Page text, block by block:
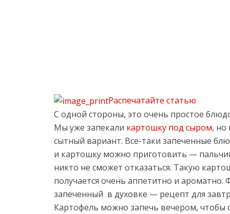
Распечатайте статью
С одной стороны, это очень простое
Мы уже запекали картошку под сыром, но
сытный вариант. Все-таки запеченные
и картошку можно приготовить —
никто не сможет отказаться. Такую
получается очень аппетитно и
запеченный в духовке — рецепт для
Картофель можно запечь вечером, чтобы